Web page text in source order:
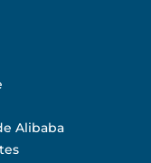
Alibaba